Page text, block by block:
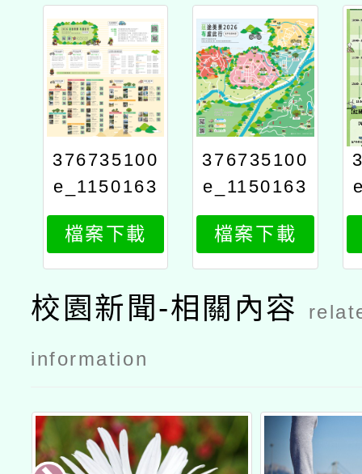
376735100
e_1150163
965_attach
4
檔案下載
376735100
e_1150163
965_attach
3
檔案下載
校園新聞-相關內容
information